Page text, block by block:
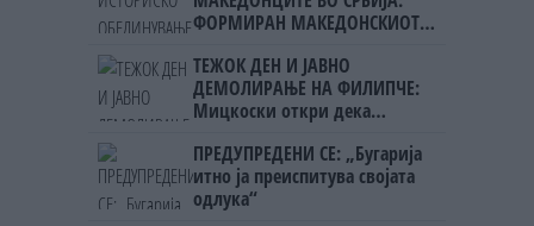
ФОРМИРАН МАКЕДОНСКИОТ
ТЕЖОК ДЕН И ЈАВНО
ДЕМОЛИРАЊЕ НА ФИЛИПЧЕ:
Мицкоски откри дека
ништо, освен за кеш
ПРЕДУПРЕДЕНИ СЕ: „Бугарија
итно ја преиспитува својата
одлука“